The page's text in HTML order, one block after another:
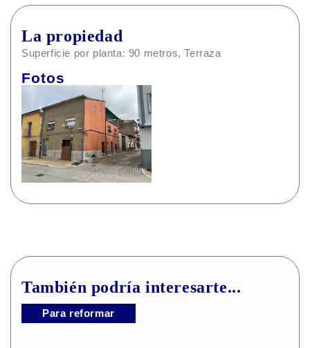
La propiedad
Superficie por planta: 90 metros, Terraza
Fotos
También podría interesarte...
Para reformar